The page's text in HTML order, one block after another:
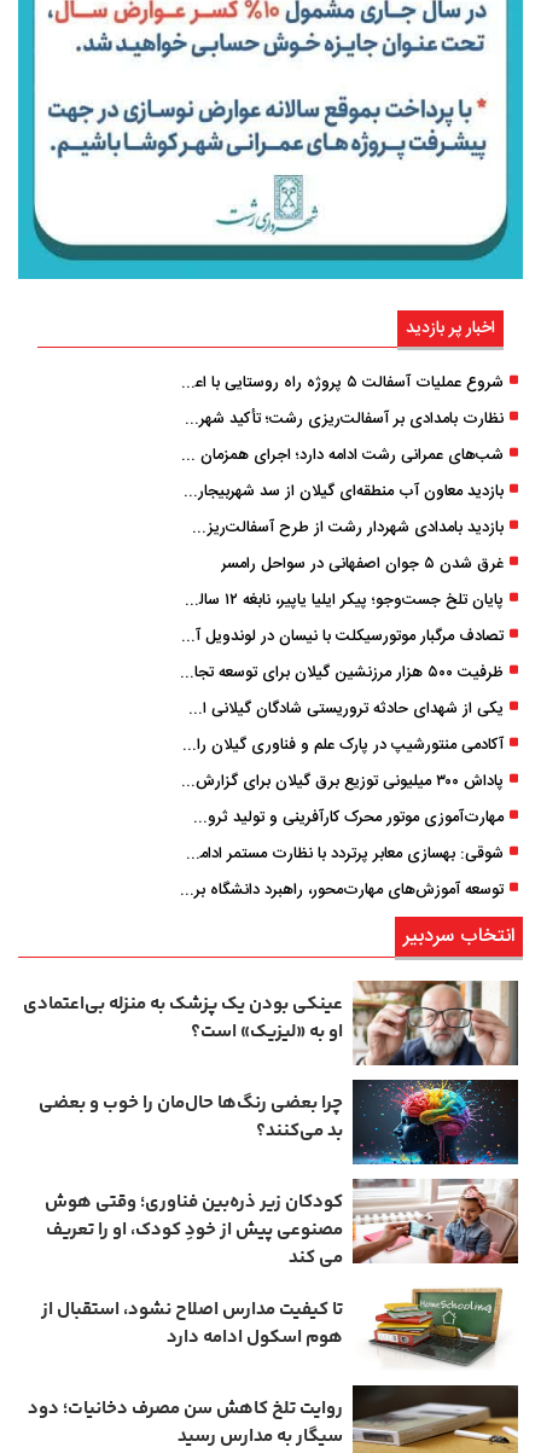
اخبار پر بازدید
شروع عملیات آسفالت ۵ پروژه راه ‌روستایی با اعتبار ۳۷۰ میلیاردی در گیلان
نظارت بامدادی بر آسفالت‌ریزی رشت؛ تأکید شهردار و بازرس کل بر کیفیت اجرای پروژه‌ها
شب‌های عمرانی رشت ادامه دارد؛ اجرای همزمان آسفالت‌ریزی در پنج منطقه شهری
بازدید معاون آب منطقه‌ای گیلان از سد شهربیجار برای تداوم تأمین آب شرب استان
بازدید بامدادی شهردار رشت از طرح آسفالت‌ریزی گسترده در مناطق پنج‌گانه
غرق شدن ۵ جوان اصفهانی در سواحل رامسر
پایان تلخ جست‌وجو؛ پیکر ایلیا یاپیر، نابغه ۱۲ ساله لاهیجانی پیدا شد
تصادف مرگبار موتورسیکلت با نیسان در لوندویل آستارا/ انتقال مصدوم با اورژانس هوایی به رشت
ظرفیت ۵۰۰ هزار مرزنشین گیلان برای توسعه تجارت فعال می‌شود
یکی از شهدای حادثه تروریستی شادگان گیلانی است/ شهادت «سینا سیاه‌ نژاد» در درگیری با اشرار مسلح
آکادمی منتورشیپ در پارک علم و فناوری گیلان راه‌اندازی شد
پاداش ۳۰۰ میلیونی توزیع برق گیلان برای گزارش ماینرهای غیرمجاز
مهارت‌آموزی موتور محرک کارآفرینی و تولید ثروت است
شوقی: بهسازی معابر پرتردد با نظارت مستمر ادامه دارد
توسعه آموزش‌های مهارت‌محور، راهبرد دانشگاه برای تربیت نیروی متخصص است
انتخاب سردبیر
عینکی‌ بودن یک پزشک به منزله بی‌اعتمادی
او به «لیزیک» است؟
چرا بعضی رنگ‌ها حال‌مان را خوب و بعضی
بد می‌کنند؟
کودکان زیر ذره‌بین فناوری؛ وقتی هوش
مصنوعی پیش از خودِ کودک، او را تعریف
می ‌کند
تا کیفیت مدارس اصلاح نشود، استقبال از
هوم ‌اسکول ادامه دارد
روایت تلخ کاهش سن مصرف دخانیات؛ دود
سیگار به مدارس رسید